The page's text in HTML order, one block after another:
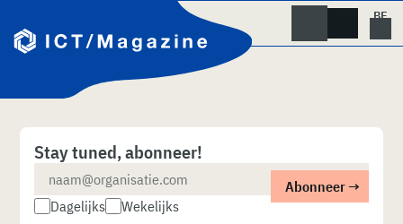
naar
content
Stay tuned, abonneer!
Dagelijks Wekelijks